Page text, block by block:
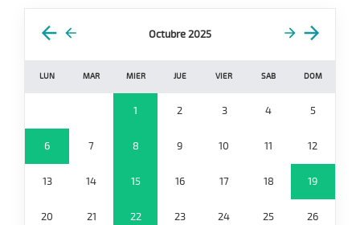
Octubre 2025
LUN MAR MIER JUE VIER SAB DOM
1 2 3 4 5
6 7 8 9 10 11 12
13 14 15 16 17 18 19
20 21 22 23 24 25 26